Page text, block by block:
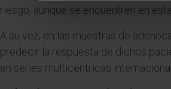
riesgo, aunque se encuentren en
A su vez, en las muestras de
predecir la respuesta de dichos
en series multicéntricas